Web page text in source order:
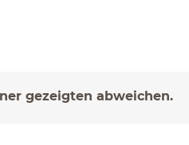
gezeigten abweichen.